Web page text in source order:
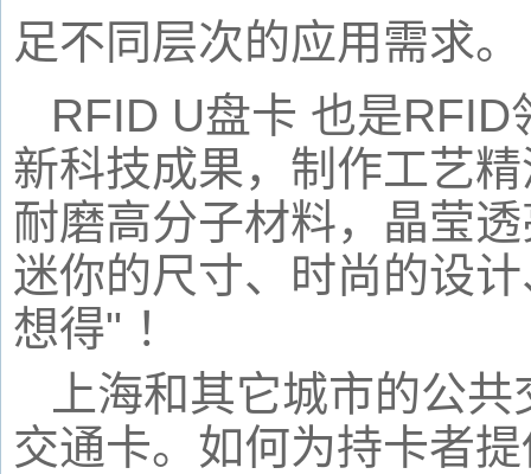
足不同层次的应用需求。
RFID U盘卡 也是RFID
新科技成果，制作工艺
耐磨高分子材料，晶莹
迷你的尺寸、时尚的设
想得" ！
上海和其它城市的公
交通卡。如何为持卡者